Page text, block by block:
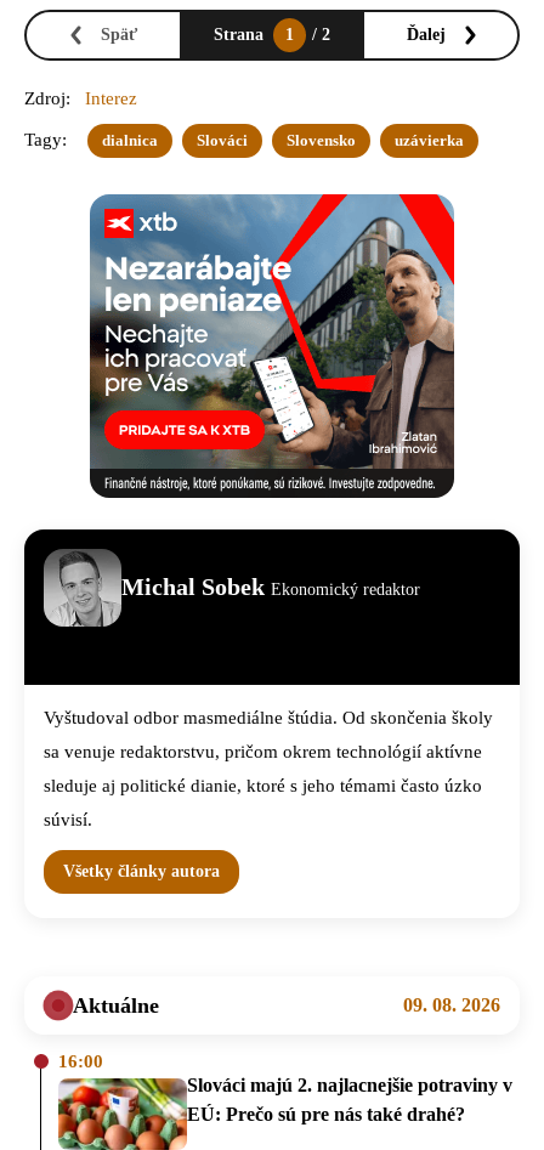
Späť Strana 1 / 2 Ďalej
Zdroj: Interez
Tagy: dialnica Slováci Slovensko uzávierka
Michal Sobek Ekonomický redaktor
Vyštudoval odbor masmediálne štúdia. Od skončenia školy
sa venuje redaktorstvu, pričom okrem technológií aktívne
sleduje aj politické dianie, ktoré s jeho témami často úzko
súvisí.
Všetky články autora
Aktuálne 09. 08. 2026
16:00
Slováci majú 2. najlacnejšie potraviny v
EÚ: Prečo sú pre nás také drahé?